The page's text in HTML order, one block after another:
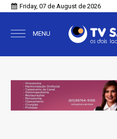
Friday, 07 de August de 2026
MENU